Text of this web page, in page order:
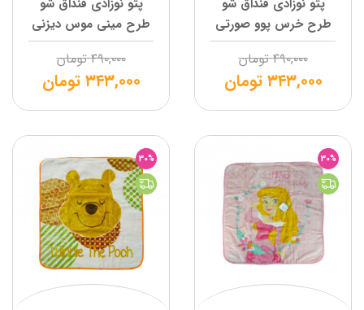
پتو نوزادی قنداق شو
طرح خرس پوو صورتی
دیزنی
۴۹۰,۰۰۰ تومان
۳۴۳,۰۰۰ تومان
پتو نوزادی قنداق شو
طرح مینی موس دیزنی
۴۹۰,۰۰۰ تومان
۳۴۳,۰۰۰ تومان
30%
30%